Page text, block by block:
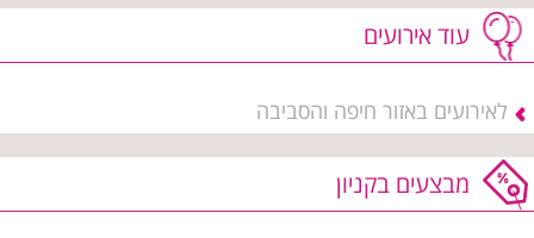
עוד אירועים
לאירועים באזור חיפה והסביבה
מבצעים בקניון